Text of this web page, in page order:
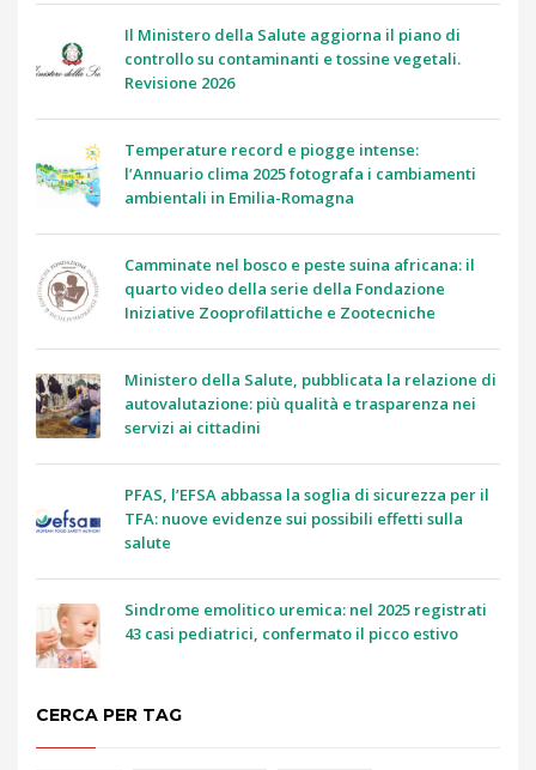
Il Ministero della Salute aggiorna il piano di
controllo su contaminanti e tossine vegetali.
Revisione 2026
Temperature record e piogge intense:
l’Annuario clima 2025 fotografa i cambiamenti
ambientali in Emilia-Romagna
Camminate nel bosco e peste suina africana: il
quarto video della serie della Fondazione
Iniziative Zooprofilattiche e Zootecniche
Ministero della Salute, pubblicata la relazione di
autovalutazione: più qualità e trasparenza nei
servizi ai cittadini
PFAS, l’EFSA abbassa la soglia di sicurezza per il
TFA: nuove evidenze sui possibili effetti sulla
salute
Sindrome emolitico uremica: nel 2025 registrati
43 casi pediatrici, confermato il picco estivo
CERCA PER TAG